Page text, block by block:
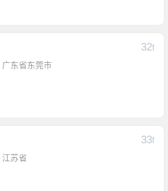
广东省东莞市
32F
江苏省
33F